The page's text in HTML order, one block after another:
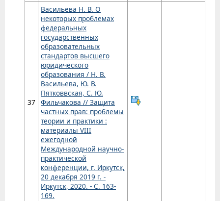
37
Васильева Н. В. О
некоторых проблемах
федеральных
государственных
образовательных
стандартов высшего
юридического
образования / Н. В.
Васильева, Ю. В.
Пятковвская, С. Ю.
Фильчакова // Защита
частных прав: проблемы
теории и практики :
материалы VIII
ежегодной
Международной научно-
практической
конференции, г. Иркутск,
20 декабря 2019 г. -
Иркутск, 2020. - С. 163-
169.